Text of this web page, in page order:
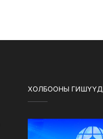
ХОЛБООНЫ ГИШҮҮД